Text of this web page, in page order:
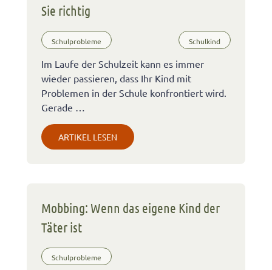
Sie richtig
Schulprobleme Schulkind
Im Laufe der Schulzeit kann es immer
wieder passieren, dass Ihr Kind mit
Problemen in der Schule konfrontiert wird.
Gerade …
ARTIKEL LESEN
Mobbing: Wenn das eigene Kind der
Täter ist
Schulprobleme